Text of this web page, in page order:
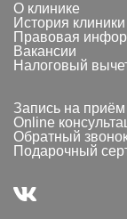
О клинике
История клиники
Правовая
Вакансии
Налоговый
Запись на приём
Online
Обратный
Подарочный